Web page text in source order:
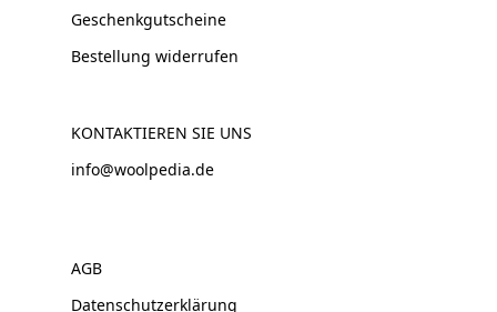
Geschenkgutscheine
Bestellung widerrufen
KONTAKTIEREN SIE UNS
info@woolpedia.de
AGB
Datenschutzerklärung